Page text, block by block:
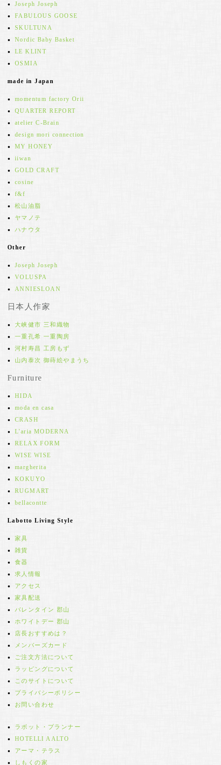
Joseph Joseph
FABULOUS GOOSE
SKULTUNA
Nordic Baby Basket
LE KLINT
OSMIA
made in Japan
momentum factory Orii
QUARTER REPORT
atelier C-Brain
design mori connection
MY HONEY
iiwan
GOLD CRAFT
cosine
f&f
松山油脂
ヤマノテ
ハナウタ
Other
Joseph Joseph
VOLUSPA
ANNIESLOAN
日本人作家
大峡健市 三和織物
一重孔希 一重陶房
河村寿昌 工房もず
山内泰次 御蒔絵やまうち
Furniture
HIDA
moda en casa
CRASH
L'aria MODERNA
RELAX FORM
WISE WISE
margherita
KOKUYO
RUGMART
bellacontte
Labotto Living Style
家具
雑貨
食器
求人情報
アクセス
家具配送
バレンタイン 郡山
ホワイトデー 郡山
店長おすすめは？
メンバーズカード
ご注文方法について
ラッピングについて
このサイトについて
プライバシーポリシー
お問い合わせ
ラボット・プランナー
HOTELLI AALTO
アーマ・テラス
しもくの家